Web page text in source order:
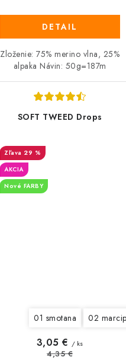
DETAIL
Zloženie: 75% merino vlna, 25%
alpaka Návin: 50g=187m
53 hnedá 54 medená hnedá
SOFT TWEED Drops
29 %
AKCIA
Nové FARBY
01 smotana 02
3,05 € / ks
4,35 €